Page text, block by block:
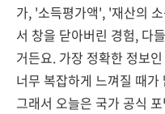
가, '소득평가액', '재산의
서 창을 닫아버린 경험, 다
거든요. 가장 정확한 정보
너무 복잡하게 느껴질 때가
그래서 오늘은 국가 공식 포